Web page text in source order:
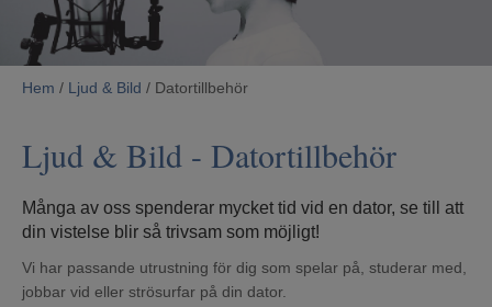
Ljud & Bild
Luftvård och Värme
Kundtjänst
Mina sidor
Hem / Ljud & Bild / Datortillbehör
Ljud & Bild - Datortillbehör
Många av oss spenderar mycket tid vid en dator, se till att
din vistelse blir så trivsam som möjligt!
Vi har passande utrustning för dig som spelar på, studerar med,
jobbar vid eller strösurfar på din dator.